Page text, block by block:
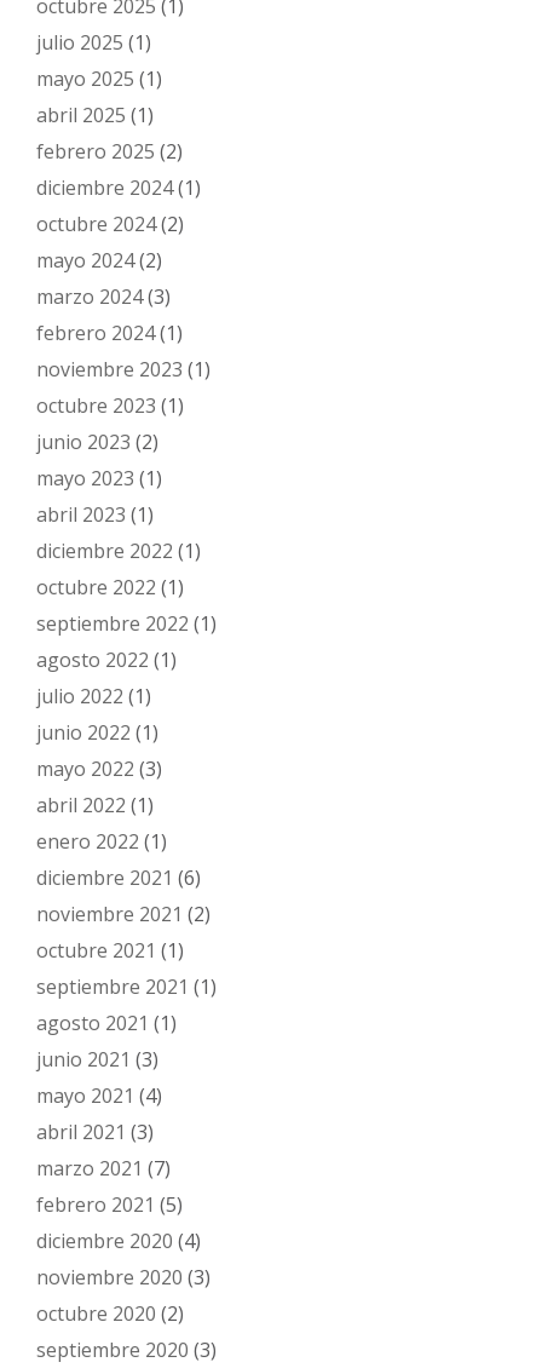
octubre 2025 (1)
julio 2025 (1)
mayo 2025 (1)
abril 2025 (1)
febrero 2025 (2)
diciembre 2024(1)
octubre 2024(2)
mayo 2024(2)
marzo 2024(3)
febrero 2024(1)
noviembre 2023 (1)
octubre 2023 (1)
junio 2023 (2)
mayo 2023 (1)
abril 2023 (1)
diciembre 2022 (1)
octubre 2022 (1)
septiembre 2022 (1)
agosto 2022 (1)
julio 2022 (1)
junio 2022 (1)
mayo 2022 (3)
abril 2022 (1)
enero 2022 (1)
diciembre 2021 (6)
noviembre 2021 (2)
octubre 2021 (1)
septiembre 2021 (1)
agosto 2021 (1)
junio 2021 (3)
mayo 2021 (4)
abril 2021 (3)
marzo 2021 (7)
febrero 2021 (5)
diciembre 2020 (4)
noviembre 2020 (3)
octubre 2020 (2)
septiembre 2020 (3)